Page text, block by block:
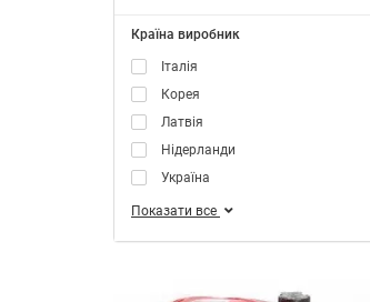
Країна виробник
Італія
Корея
Латвія
Нідерланди
Україна
Показати все